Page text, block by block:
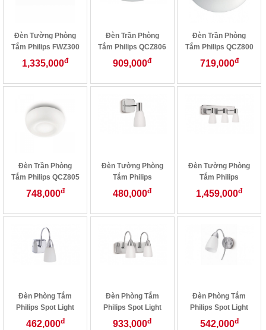
Đèn Tường Phòng
Tắm Philips FWZ300
Nickel
1,335,000đ
Đèn Trần Phòng
Tắm Philips QCZ806
909,000đ
Đèn Trần Phòng
Tắm Philips QCZ800
719,000đ
Đèn Trần Phòng
Tắm Philips QCZ805
748,000đ
Đèn Tường Phòng
Tắm Philips
32029/11
480,000đ
Đèn Tường Phòng
Tắm Philips
32031/11
1,459,000đ
Đèn Phòng Tắm
Philips Spot Light
32032/11
462,000đ
Đèn Phòng Tắm
Philips Spot Light
32033/11
933,000đ
Đèn Phòng Tắm
Philips Spot Light
32035/11
542,000đ